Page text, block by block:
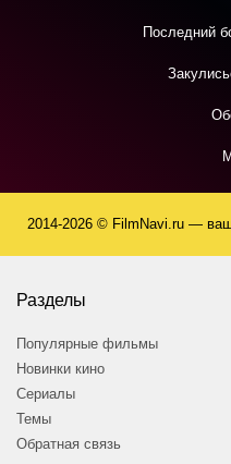
Последний
2014-2026 © FilmNavi.ru —
Разделы
Популярные фильмы
Новинки кино
Сериалы
Темы
Обратная связь